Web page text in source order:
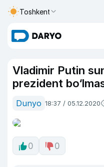
Toshkent
Vladimir Putin
prezident
Dunyo 18:37 / 05.12.2020
0 0